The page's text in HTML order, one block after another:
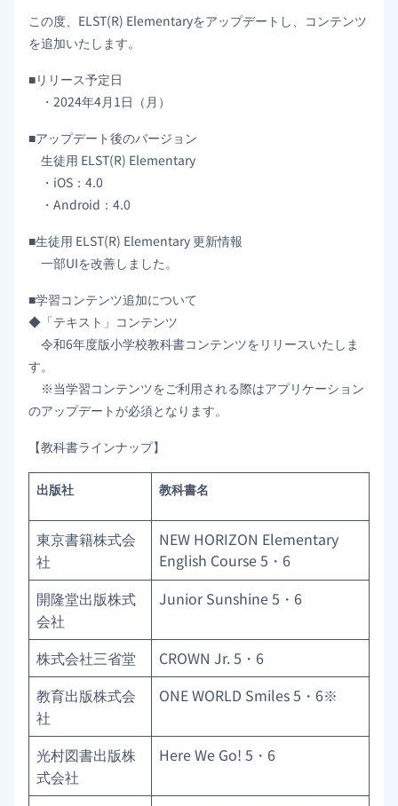
この度、ELST(R) Elementaryをアップデートし、コンテンツ
を追加いたします。
■リリース予定日
・2024年4月1日（月）
■アップデート後のバージョン
生徒用 ELST(R) Elementary
・iOS：4.0
・Android：4.0
■生徒用 ELST(R) Elementary 更新情報
一部UIを改善しました。
■学習コンテンツ追加について
◆「テキスト」コンテンツ
令和6年度版小学校教科書コンテンツをリリースいたしま
す。
※当学習コンテンツをご利用される際はアプリケーション
のアップデートが必須となります。
【教科書ラインナップ】
出版社 教科書名
東京書籍株式会
社
NEW HORIZON Elementary
English Course 5・6
開隆堂出版株式
会社
Junior Sunshine 5・6
株式会社三省堂
CROWN Jr. 5・6
教育出版株式会
社
ONE WORLD Smiles 5・6※
光村図書出版株
式会社
Here We Go! 5・6